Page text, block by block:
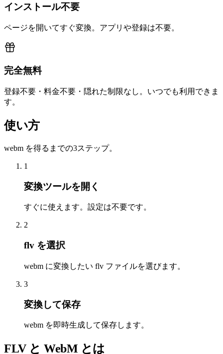
インストール不要
ページを開いてすぐ変換。アプリや登録は不要。
完全無料
登録不要・料金不要・隠れた制限なし。いつでも利用できま
す。
使い方
webm を得るまでの3ステップ。
1
変換ツールを開く
すぐに使えます。設定は不要です。
2
flv を選択
webm に変換したい flv ファイルを選びます。
3
変換して保存
webm を即時生成して保存します。
FLV と WebM とは